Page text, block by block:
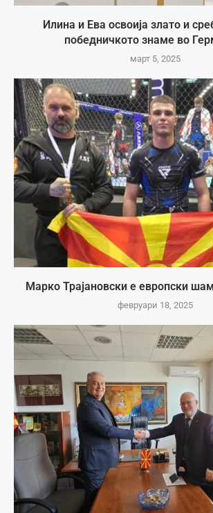
Илина и Ева освоија злато и
победничкото знаме во
март 5, 2025
Марко Трајановски е европски
февруари 18, 2025